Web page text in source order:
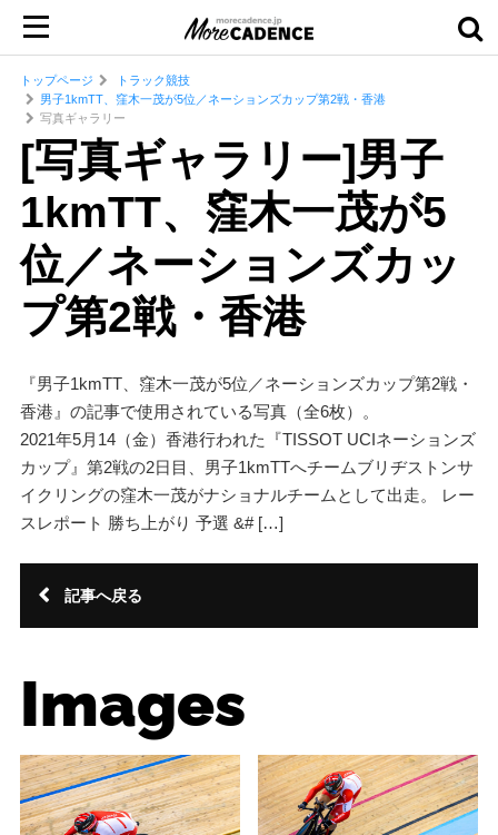
トップページ
トラック競技
男子1kmTT、窪木一茂が5位／ネーションズカップ第2戦・香港
写真ギャラリー
[写真ギャラリー]男子
1kmTT、窪木一茂が5
位／ネーションズカッ
プ第2戦・香港
『男子1kmTT、窪木一茂が5位／ネーションズカップ第2戦・
香港』の記事で使用されている写真（全6枚）。
2021年5月14（金）香港行われた『TISSOT UCIネーションズ
カップ』第2戦の2日目、男子1kmTTへチームブリヂストンサ
イクリングの窪木一茂がナショナルチームとして出走。 レー
スレポート 勝ち上がり 予選 &# […]
記事へ戻る
Images